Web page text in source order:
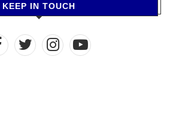
KEEP IN TOUCH